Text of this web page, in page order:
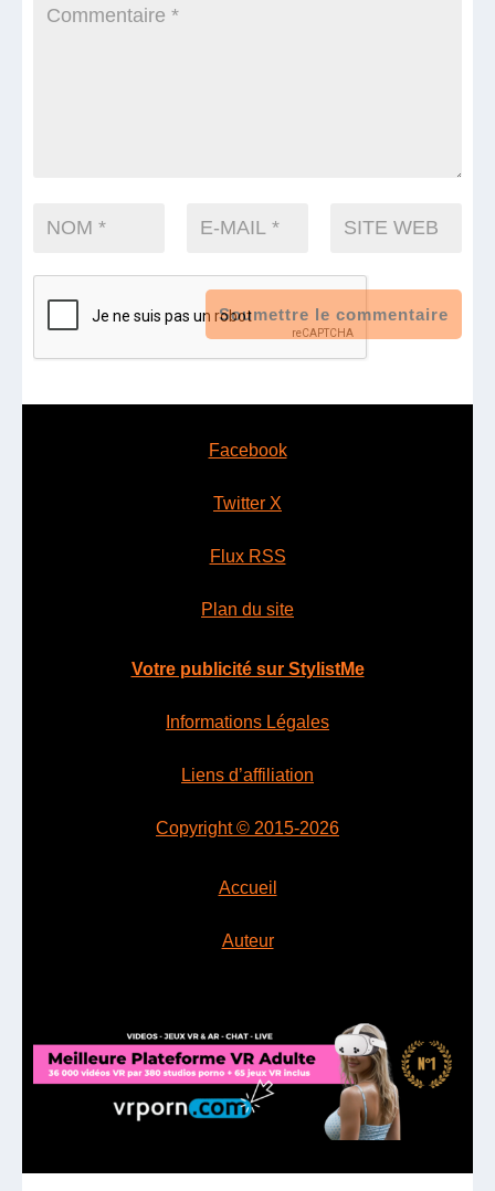
Soumettre le commentaire
Facebook
Twitter X
Flux RSS
Plan du site
Votre publicité sur StylistMe
Informations Légales
Liens d’affiliation
Copyright © 2015-2026
Accueil
Auteur